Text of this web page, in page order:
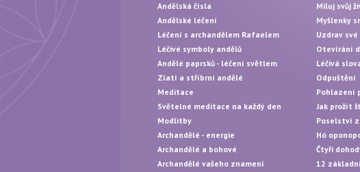
Andělská čísla
Andělské léčení
Léčení s archandělem Rafaelem
Léčivé symboly andělů
Andělé paprsků - léčení světlem
Zlatí a stříbrní andělé
Meditace
Světelné meditace na každý den
Modlitby
Archandělé - energie
Archandělé a bohové
Archandělé vašeho znamení
Miluj svůj
Myšlenky
Uzdrav
Otevírání
Léčivá
Odpuštění
Pohlazení
Jak prožít
Poselství
Hó
Čtyři
12